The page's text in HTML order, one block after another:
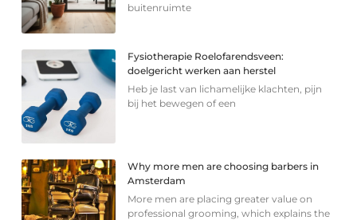
buitenruimte
Fysiotherapie Roelofarendsveen:
doelgericht werken aan herstel
Heb je last van lichamelijke klachten, pijn
bij het bewegen of een
Why more men are choosing barbers in
Amsterdam
More men are placing greater value on
professional grooming, which explains the